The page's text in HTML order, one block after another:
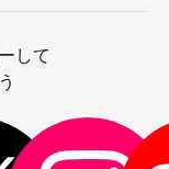
して